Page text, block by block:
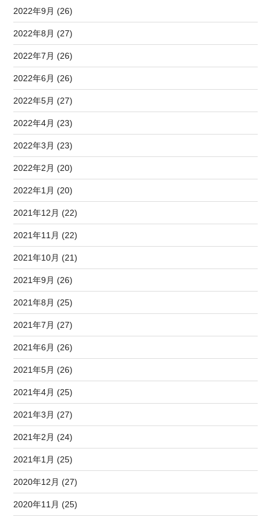
2022年9月 (26)
2022年8月 (27)
2022年7月 (26)
2022年6月 (26)
2022年5月 (27)
2022年4月 (23)
2022年3月 (23)
2022年2月 (20)
2022年1月 (20)
2021年12月 (22)
2021年11月 (22)
2021年10月 (21)
2021年9月 (26)
2021年8月 (25)
2021年7月 (27)
2021年6月 (26)
2021年5月 (26)
2021年4月 (25)
2021年3月 (27)
2021年2月 (24)
2021年1月 (25)
2020年12月 (27)
2020年11月 (25)